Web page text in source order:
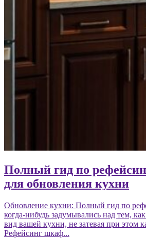
Полный гид по
для обновления кухни
Обновление кухни: Полный гид по
когда-нибудь задумывались над тем,
вид вашей кухни, не затевая при этом
Рефейсинг шкаф...